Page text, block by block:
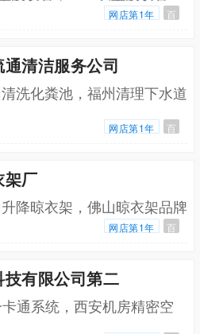
网店第1年 百
清洁服务公司
洗化粪池，福州清理下水道
网店第1年 百
架厂
降晾衣架，佛山晾衣架品牌
网店第1年 百
有限公司第二
通系统，西安机房精密空